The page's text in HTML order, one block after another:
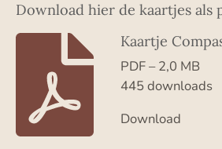
Download hier de kaartjes als
Kaartje
PDF – 2,0 MB
445 downloads
Download